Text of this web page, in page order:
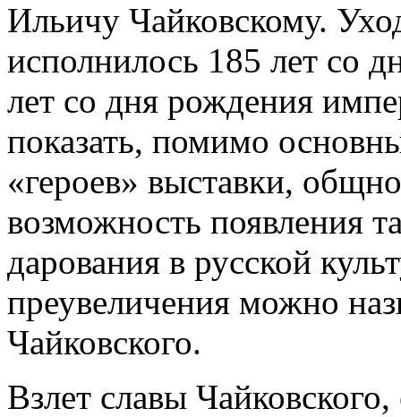
Ильичу Чайковскому.
исполнилось 185 лет со
лет со дня рождения
показать, помимо
«героев» выставки,
возможность появления
дарования в русской
преувеличения можно
Чайковского.
Взлет славы